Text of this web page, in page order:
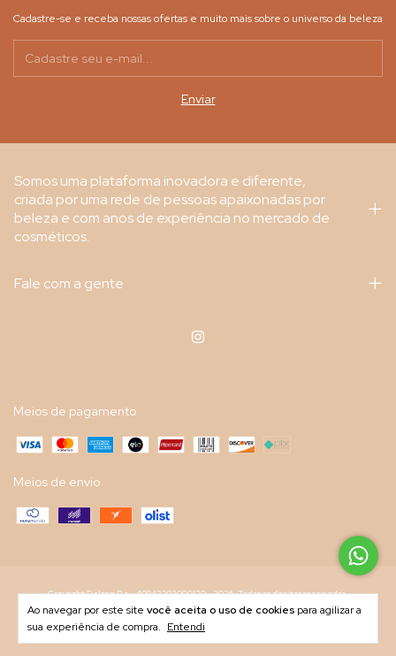
Ao navegar por este site você aceita o uso de cookies para agilizar a
sua experiência de compra. Entendi
Cadastre-se e receba nossas ofertas e muito mais sobre o universo da beleza
Somos uma plataforma inovadora e diferente,
criada por uma rede de pessoas apaixonadas por
beleza e com anos de experiência no mercado de
cosméticos.
Fale com a gente
Meios de pagamento
Meios de envio
Copyright Belong Be - 40843382000130 - 2026. Todos os direitos reservados.